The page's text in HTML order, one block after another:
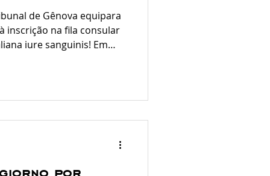
em ação do
Meggie
de Gênova equipara
inscrição na fila consular
iure sanguinis! Em
uma interpretação
com base no princípio